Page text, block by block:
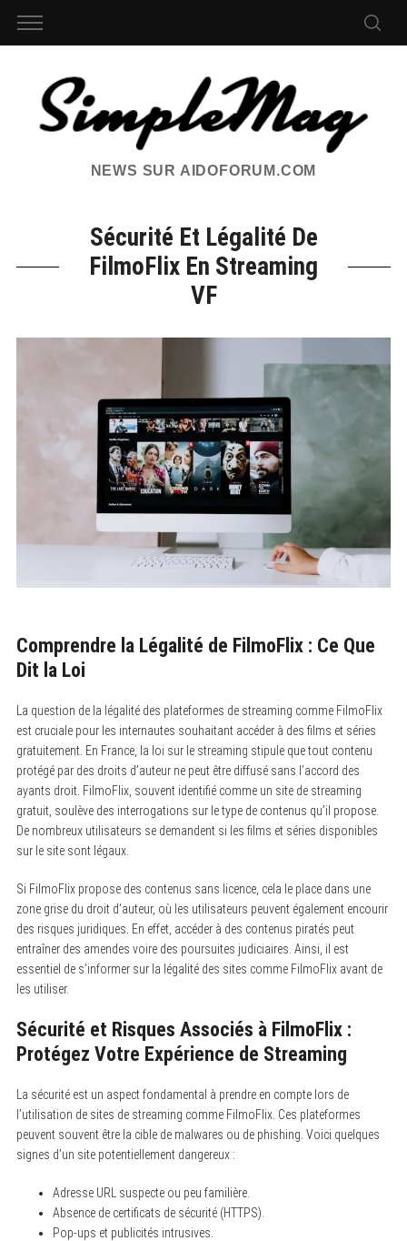
NEWS SUR AIDOFORUM.COM
Sécurité Et Légalité De
FilmoFlix En Streaming
VF
Comprendre la Légalité de FilmoFlix : Ce Que
Dit la Loi
La question de la légalité des plateformes de streaming comme FilmoFlix
est cruciale pour les internautes souhaitant accéder à des films et séries
gratuitement. En France, la loi sur le streaming stipule que tout contenu
protégé par des droits d’auteur ne peut être diffusé sans l’accord des
ayants droit. FilmoFlix, souvent identifié comme un site de streaming
gratuit, soulève des interrogations sur le type de contenus qu’il propose.
De nombreux utilisateurs se demandent si les films et séries disponibles
sur le site sont légaux.
Si FilmoFlix propose des contenus sans licence, cela le place dans une
zone grise du droit d’auteur, où les utilisateurs peuvent également encourir
des risques juridiques. En effet, accéder à des contenus piratés peut
entraîner des amendes voire des poursuites judiciaires. Ainsi, il est
essentiel de s’informer sur la légalité des sites comme FilmoFlix avant de
les utiliser.
Sécurité et Risques Associés à FilmoFlix :
Protégez Votre Expérience de Streaming
La sécurité est un aspect fondamental à prendre en compte lors de
l’utilisation de sites de streaming comme FilmoFlix. Ces plateformes
peuvent souvent être la cible de malwares ou de phishing. Voici quelques
signes d’un site potentiellement dangereux :
Adresse URL suspecte ou peu familière.
Absence de certificats de sécurité (HTTPS).
Pop-ups et publicités intrusives.